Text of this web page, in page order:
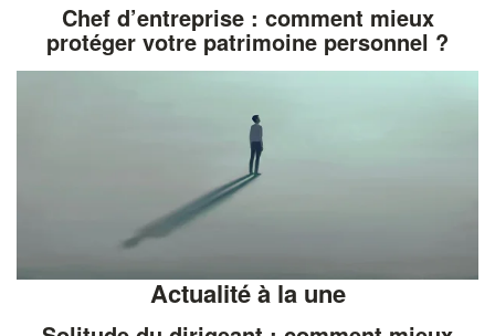
Chef d’entreprise : comment mieux
protéger votre patrimoine personnel ?
Actualité à la une